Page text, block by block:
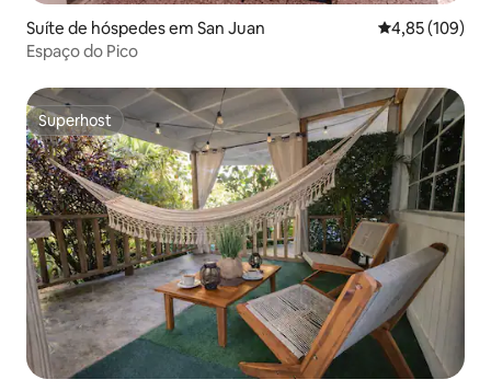
Suíte de hóspedes em San Juan Classificação
4,85 (109)
Espaço do Pico
Superhost
Superhost